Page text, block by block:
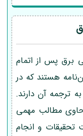
برق پس از اتمام
هستند که در
ترجمه آن دارند.
حاوی مطالب مهمی
تحقیقات و انجام